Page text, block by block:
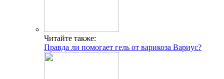
Читайте также:
Правда ли помогает гель от варикоза Вариус?